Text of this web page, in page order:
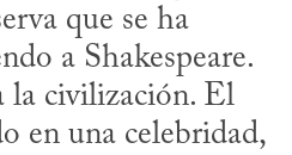
que se ha
a Shakespeare.
la civilización. El
en una celebridad,